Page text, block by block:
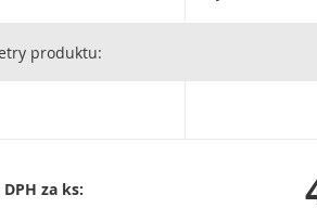
Produkcyjne, Dariusz Bogdan
produktu:
DPH za ks: